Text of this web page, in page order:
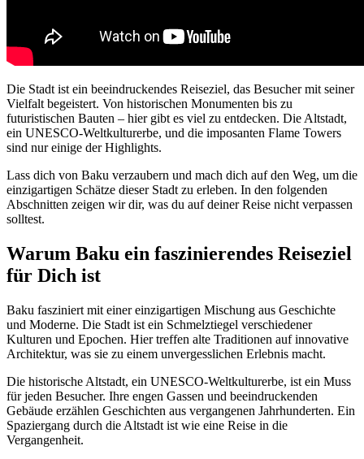
Die Stadt ist ein beeindruckendes Reiseziel, das Besucher mit seiner
Vielfalt begeistert. Von historischen Monumenten bis zu
futuristischen Bauten – hier gibt es viel zu entdecken. Die Altstadt,
ein UNESCO-Weltkulturerbe, und die imposanten Flame Towers
sind nur einige der Highlights.
Lass dich von Baku verzaubern und mach dich auf den Weg, um die
einzigartigen Schätze dieser Stadt zu erleben. In den folgenden
Abschnitten zeigen wir dir, was du auf deiner Reise nicht verpassen
solltest.
Warum Baku ein faszinierendes Reiseziel
für Dich ist
Baku fasziniert mit einer einzigartigen Mischung aus Geschichte
und Moderne. Die Stadt ist ein Schmelztiegel verschiedener
Kulturen und Epochen. Hier treffen alte Traditionen auf innovative
Architektur, was sie zu einem unvergesslichen Erlebnis macht.
Die historische Altstadt, ein UNESCO-Weltkulturerbe, ist ein Muss
für jeden Besucher. Ihre engen Gassen und beeindruckenden
Gebäude erzählen Geschichten aus vergangenen Jahrhunderten. Ein
Spaziergang durch die Altstadt ist wie eine Reise in die
Vergangenheit.